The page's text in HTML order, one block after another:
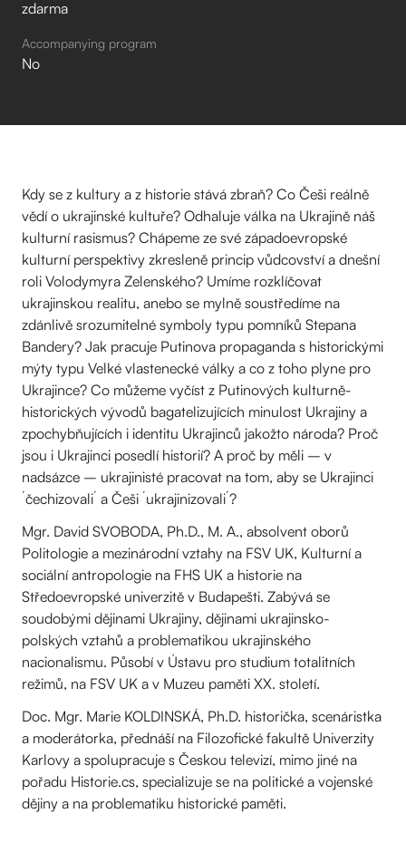
zdarma
Accompanying program
No
Kdy se z kultury a z historie stává zbraň? Co Češi reálně
vědí o ukrajinské kultuře? Odhaluje válka na Ukrajině náš
kulturní rasismus? Chápeme ze své západoevropské
kulturní perspektivy zkresleně princip vůdcovství a dnešní
roli Volodymyra Zelenského? Umíme rozklíčovat
ukrajinskou realitu, anebo se mylně soustředíme na
zdánlivě srozumitelné symboly typu pomníků Stepana
Bandery? Jak pracuje Putinova propaganda s historickými
mýty typu Velké vlastenecké války a co z toho plyne pro
Ukrajince? Co můžeme vyčíst z Putinových kulturně-
historických vývodů bagatelizujících minulost Ukrajiny a
zpochybňujících i identitu Ukrajinců jakožto národa? Proč
jsou i Ukrajinci posedlí historií? A proč by měli – v
nadsázce – ukrajinisté pracovat na tom, aby se Ukrajinci
´čechizovali´ a Češi ´ukrajinizovali´?
Mgr. David SVOBODA, Ph.D., M. A., absolvent oborů
Politologie a mezinárodní vztahy na FSV UK, Kulturní a
sociální antropologie na FHS UK a historie na
Středoevropské univerzitě v Budapešti. Zabývá se
soudobými dějinami Ukrajiny, dějinami ukrajinsko-
polských vztahů a problematikou ukrajinského
nacionalismu. Působí v Ústavu pro studium totalitních
režimů, na FSV UK a v Muzeu paměti XX. století.
Doc. Mgr. Marie KOLDINSKÁ, Ph.D. historička, scenáristka
a moderátorka, přednáší na Filozofické fakultě Univerzity
Karlovy a spolupracuje s Českou televizí, mimo jiné na
pořadu Historie.cs, specializuje se na politické a vojenské
dějiny a na problematiku historické paměti.